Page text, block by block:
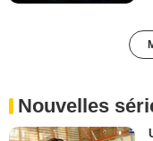
Nouvelles